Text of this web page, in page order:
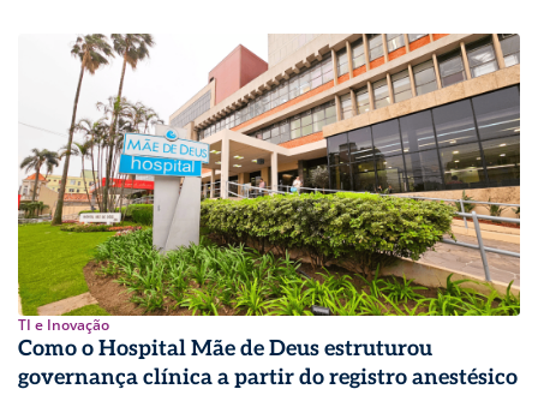
TI e Inovação
Como o Hospital Mãe de Deus estruturou
governança clínica a partir do registro anestésico